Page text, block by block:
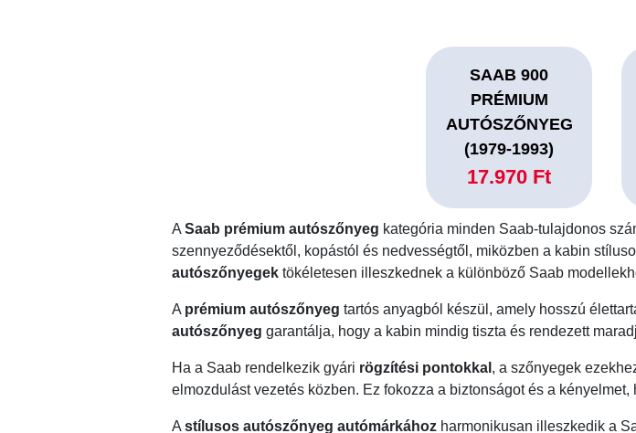
SAAB 900
PRÉMIUM
AUTÓSZŐNYEG
(1979-1993)
17.970 Ft
ASaab prémium autószőnyeg kategória minden Saab-tulajdonos
szennyeződésektől, kopástól és nedvességtől, miközben a kabin
autószőnyegek tökéletesen illeszkednek a különböző Saab
A prémium autószőnyeg tartós anyagból készül, amely hosszú
autószőnyeg garantálja, hogy a kabin mindig tiszta és rendezett
Ha a Saab rendelkezik gyári rögzítési pontokkal , a szőnyegek
elmozdulást vezetés közben. Ez fokozza a biztonságot és a
Astílusos autószőnyeg autómárkához harmonikusan illeszkedik a